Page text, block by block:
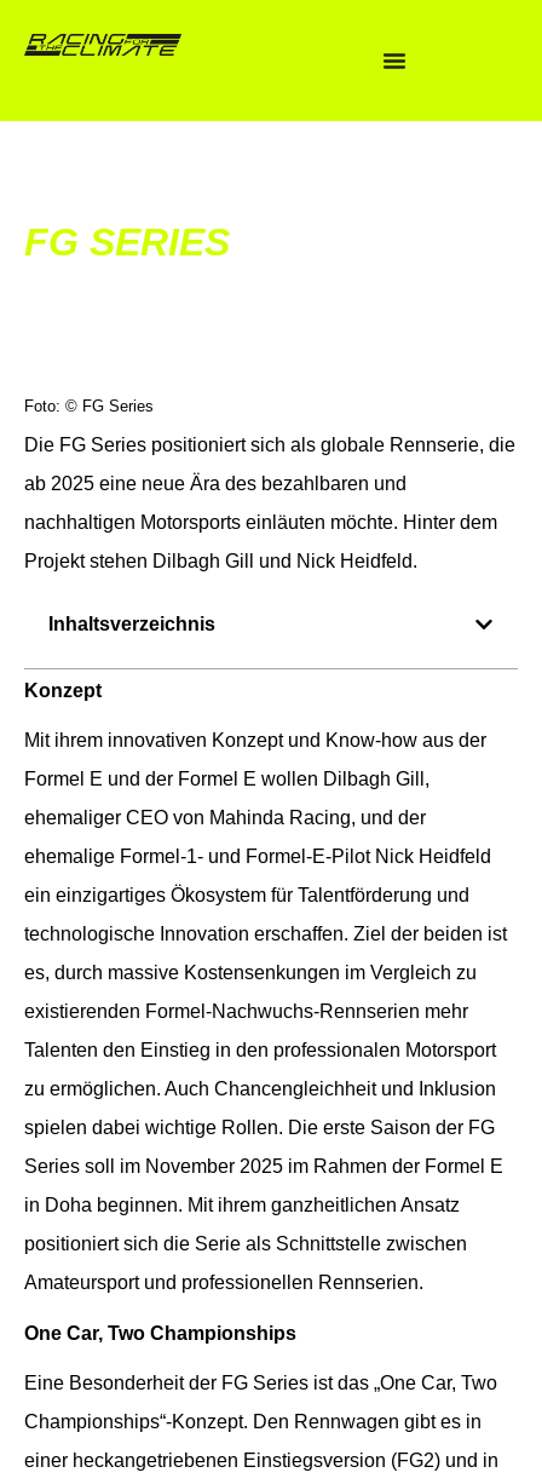
FG SERIES
Foto: © FG Series
Die FG Series positioniert sich als globale Rennserie, die
ab 2025 eine neue Ära des bezahlbaren und
nachhaltigen Motorsports einläuten möchte. Hinter dem
Projekt stehen Dilbagh Gill und Nick Heidfeld.
Inhaltsverzeichnis
Konzept
Mit ihrem innovativen Konzept und Know-how aus der
Formel E und der Formel E wollen Dilbagh Gill,
ehemaliger CEO von Mahinda Racing, und der
ehemalige Formel-1- und Formel-E-Pilot Nick Heidfeld
ein einzigartiges Ökosystem für Talentförderung und
technologische Innovation erschaffen. Ziel der beiden ist
es, durch massive Kostensenkungen im Vergleich zu
existierenden Formel-Nachwuchs-Rennserien mehr
Talenten den Einstieg in den professionalen Motorsport
zu ermöglichen. Auch Chancengleichheit und Inklusion
spielen dabei wichtige Rollen. Die erste Saison der FG
Series soll im November 2025 im Rahmen der Formel E
in Doha beginnen. Mit ihrem ganzheitlichen Ansatz
positioniert sich die Serie als Schnittstelle zwischen
Amateursport und professionellen Rennserien.
One Car, Two Championships
Eine Besonderheit der FG Series ist das „One Car, Two
Championships“-Konzept. Den Rennwagen gibt es in
einer heckangetriebenen Einstiegsversion (FG2) und in